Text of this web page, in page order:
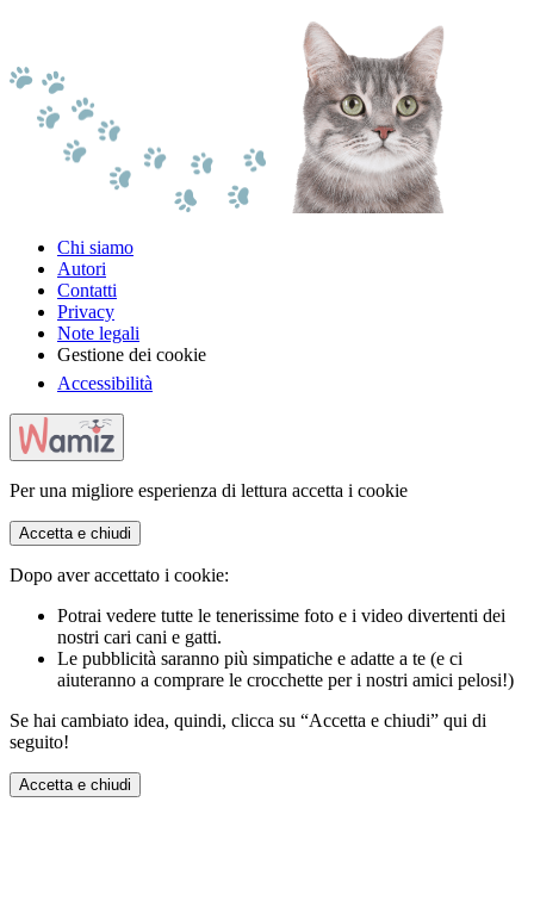
Chi siamo
Autori
Contatti
Privacy
Note legali
Gestione dei cookie
Accessibilità
Per una migliore esperienza di lettura accetta i cookie
Accetta e chiudi
Dopo aver accettato i cookie:
Potrai vedere tutte le tenerissime foto e i video divertenti dei
nostri cari cani e gatti.
Le pubblicità saranno più simpatiche e adatte a te (e ci
aiuteranno a comprare le crocchette per i nostri amici pelosi!)
Se hai cambiato idea, quindi, clicca su “Accetta e chiudi” qui di
seguito!
Accetta e chiudi